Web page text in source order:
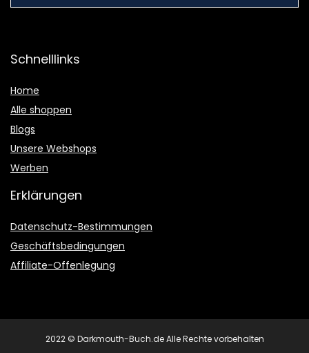
Schnelllinks
Home
Alle shoppen
Blogs
Unsere Webshops
Werben
Erklärungen
Datenschutz-Bestimmungen
Geschäftsbedingungen
Affiliate-Offenlegung
2022 © Darkmouth-Buch.de Alle Rechte vorbehalten